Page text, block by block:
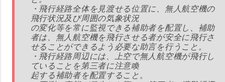
・飛行経路全体を見渡せる位置に、無人航空機の
飛行状況及び周囲の気象状況
の変化等を常に監視できる補助者を配置し、補助
者は、無人航空機を飛行させる者が安全に飛行さ
せることができるよう必要な助言を行うこと。
・飛行経路周辺には、上空で無人航空機が飛行し
ていることを第三者に注意喚
起する補助者を配置すること。